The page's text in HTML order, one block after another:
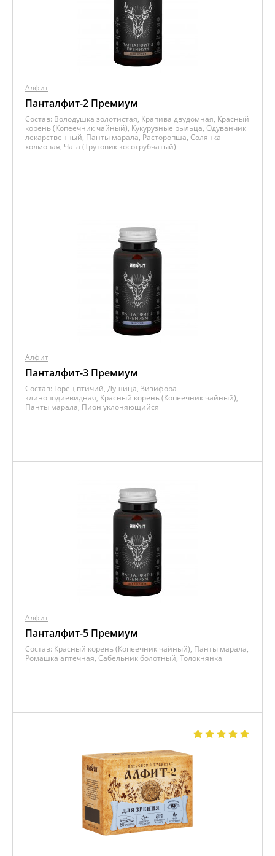
Алфит
Панталфит-2 Премиум
Состав: Володушка золотистая, Крапива двудомная, Красный
корень (Копеечник чайный), Кукурузные рыльца, Одуванчик
лекарственный, Панты марала, Расторопша, Солянка
холмовая, Чага (Трутовик косотрубчатый)
Алфит
Панталфит-3 Премиум
Состав: Горец птичий, Душица, Зизифора
клиноподиевидная, Красный корень (Копеечник чайный),
Панты марала, Пион уклоняющийся
Алфит
Панталфит-5 Премиум
Состав: Красный корень (Копеечник чайный), Панты марала,
Ромашка аптечная, Сабельник болотный, Толокнянка